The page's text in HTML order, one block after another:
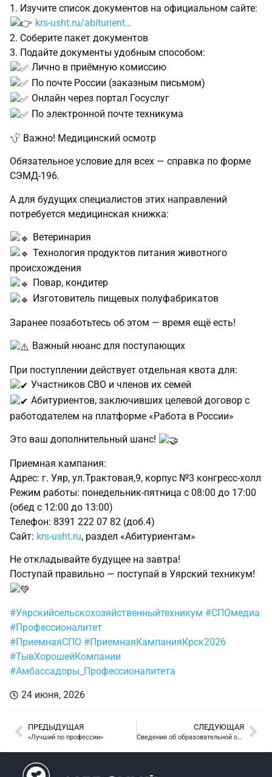
1. Изучите список документов на официальном сайте:
krs-usht.ru/abiturient…
2. Соберите пакет документов
3. Подайте документы удобным способом:
Лично в приёмную комиссию
По почте России (заказным письмом)
Онлайн через портал Госуслуг
По электронной почте техникума
Важно! Медицинский осмотр
Обязательное условие для всех — справка по форме
СЭМД-196.
А для будущих специалистов этих направлений
потребуется медицинская книжка:
Ветеринария
Технология продуктов питания животного
происхождения
Повар, кондитер
Изготовитель пищевых полуфабрикатов
Заранее позаботьтесь об этом — время ещё есть!
Важный нюанс для поступающих
При поступлении действует отдельная квота для:
Участников СВО и членов их семей
Абитуриентов, заключивших целевой договор с
работодателем на платформе «Работа в России»
Это ваш дополнительный шанс!
Приемная кампания:
Адрес: г. Уяр, ул.Трактовая,9, корпус №3 конгресс-холл
Режим работы: понедельник-пятница с 08:00 до 17:00
(обед с 12:00 до 13:00)
Телефон: 8391 222 07 82 (доб.4)
Сайт: krs-usht.ru, раздел «Абитуриентам»
Не откладывайте будущее на завтра!
Поступай правильно — поступай в Уярский техникум!
#Уярскийсельскохозяйственныйтехникум #СПОмедиа
#Профессионалитет
#ПриемнаяСПО #ПриемнаяКампанияКрск2026
#ТывХорошейКомпании
#Амбассадоры_Профессионалитета
24 июня, 2026
ПРЕДЫДУЩАЯ
«Лучший по профессии»
СЛЕДУЮЩАЯ
Сведения об образовательной организации